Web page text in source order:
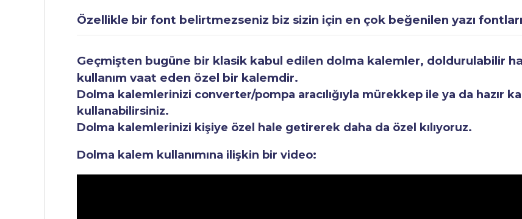
Özellikle bir font belirtmezseniz biz sizin için en çok beğenilen yazı
Geçmişten bugüne bir klasik kabul edilen dolma kalemler, doldurulabilir
kullanım vaat eden özel bir kalemdir.
Dolma kalemlerinizi converter/pompa aracılığıyla mürekkep ile ya da hazır
kullanabilirsiniz.
Dolma kalemlerinizi kişiye özel hale getirerek daha da özel kılıyoruz.
Dolma kalem kullanımına ilişkin bir video: